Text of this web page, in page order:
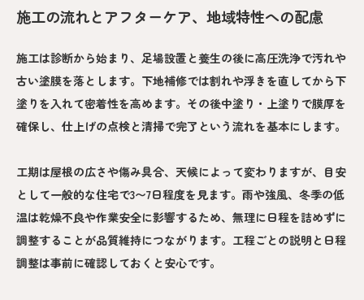
施工の流れとアフターケア、地域特性への配慮
施工は診断から始まり、足場設置と養生の後に高圧洗浄で汚れや
古い塗膜を落とします。下地補修では割れや浮きを直してから下
塗りを入れて密着性を高めます。その後中塗り・上塗りで膜厚を
確保し、仕上げの点検と清掃で完了という流れを基本にします。
工期は屋根の広さや傷み具合、天候によって変わりますが、目安
として一般的な住宅で3〜7日程度を見ます。雨や強風、冬季の低
温は乾燥不良や作業安全に影響するため、無理に日程を詰めずに
調整することが品質維持につながります。工程ごとの説明と日程
調整は事前に確認しておくと安心です。